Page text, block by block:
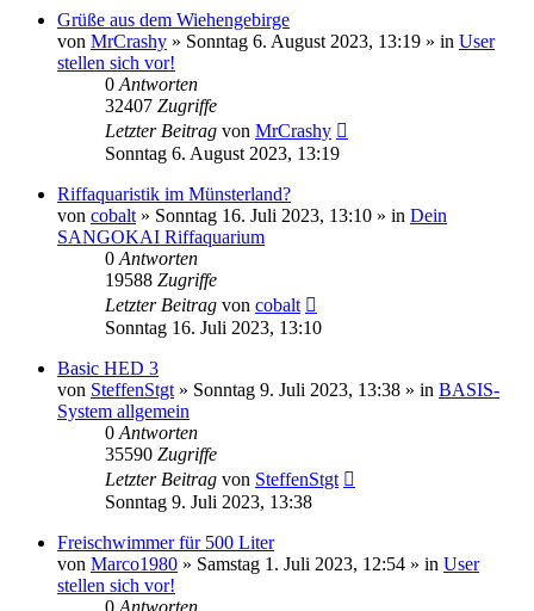
Grüße aus dem Wiehengebirge
von MrCrashy » Sonntag 6. August 2023, 13:19 » in User
stellen sich vor!
0 Antworten
32407 Zugriffe
Letzter Beitrag von MrCrashy
Sonntag 6. August 2023, 13:19
Riffaquaristik im Münsterland?
von cobalt » Sonntag 16. Juli 2023, 13:10 » in Dein
SANGOKAI Riffaquarium
0 Antworten
19588 Zugriffe
Letzter Beitrag von cobalt
Sonntag 16. Juli 2023, 13:10
Basic HED 3
von SteffenStgt » Sonntag 9. Juli 2023, 13:38 » in BASIS-
System allgemein
0 Antworten
35590 Zugriffe
Letzter Beitrag von SteffenStgt
Sonntag 9. Juli 2023, 13:38
Freischwimmer für 500 Liter
von Marco1980 » Samstag 1. Juli 2023, 12:54 » in User
stellen sich vor!
0 Antworten